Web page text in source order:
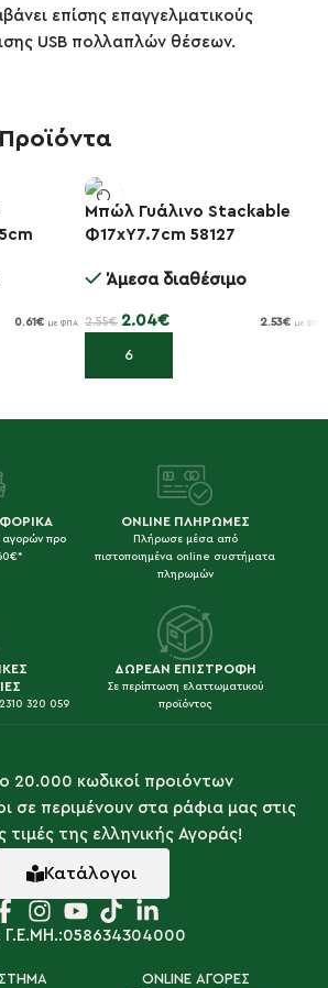
επίσης επαγγελματικούς
USB πολλαπλών θέσεων.
0.61 € με ΦΠΑ
-20%
Μπώλ Γυάλινο Stackable
Φ17xΥ7.7cm 58127
Άμεσα διαθέσιμο
2.55€ 2.04€ 2.53€ με ΦΠΑ
Προσθήκη στο καλάθι
αγορών προ
ONLINE ΠΛΗΡΩΜΕΣ
Πλήρωσε μέσα από
πιστοποιημένα online συστήματα
πληρωμών
320 059
ΔΩΡΕΑΝ ΕΠΙΣΤΡΟΦΗ
Σε περίπτωση ελαττωματικού
προϊόντος
20.000 κωδικοί προιόντων
σε περιμένουν στα ράφια μας στις
τιμές της ελληνικής Αγοράς!
Κατάλογοι
Γ.Ε.ΜΗ.:058634304000
ONLINE ΑΓΟΡΕΣ